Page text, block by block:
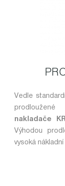
Vedle
prodloužené
nakladače
Výhodou
vysoká